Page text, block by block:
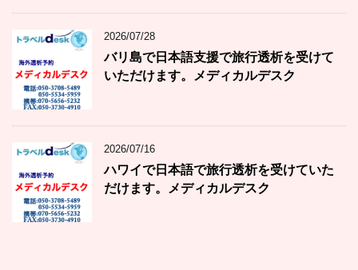
2026/07/28
バリ島で日本語支援で旅行透析を受けて
いただけます。メディカルデスク
2026/07/16
ハワイで日本語で旅行透析を受けていた
だけます。メディカルデスク